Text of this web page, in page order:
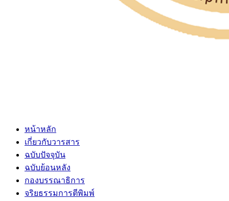
หน้าหลัก
เกี่ยวกับวารสาร
ฉบับปัจจุบัน
ฉบับย้อนหลัง
กองบรรณาธิการ
จริยธรรมการตีพิมพ์